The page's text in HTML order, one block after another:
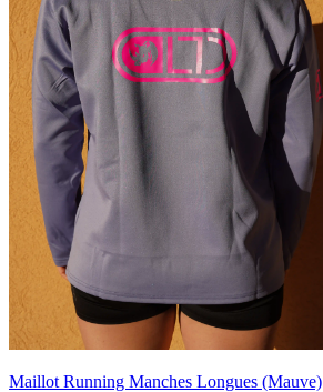
Maillot Running Manches Longues (Mauve)